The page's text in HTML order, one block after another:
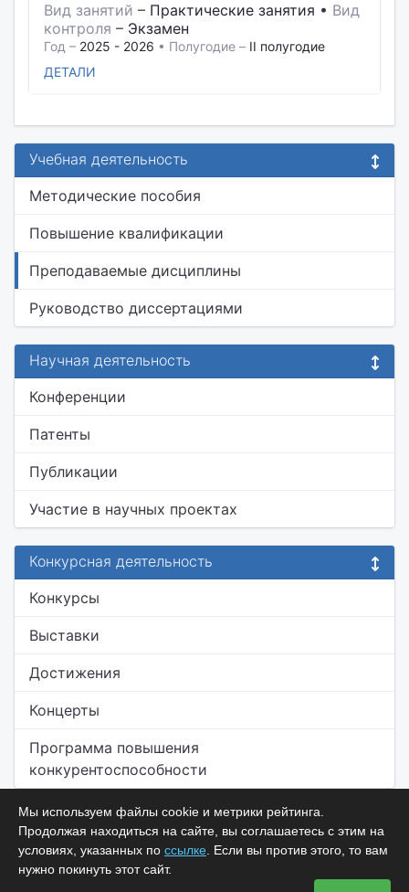
Вид занятий – Практические занятия • Вид
контроля – Экзамен
Год – 2025 - 2026 • Полугодие – II полугодие
ДЕТАЛИ
Учебная деятельность
Методические пособия
Повышение квалификации
Преподаваемые дисциплины
Руководство диссертациями
Научная деятельность
Конференции
Патенты
Публикации
Участие в научных проектах
Конкурсная деятельность
Конкурсы
Выставки
Достижения
Концерты
Программа повышения
конкурентоспособности
Мы используем файлы cookie и метрики рейтинга.
Продолжая находиться на сайте, вы соглашаетесь с этим на
условиях, указанных по ссылке . Если вы против этого, то вам
нужно покинуть этот сайт.